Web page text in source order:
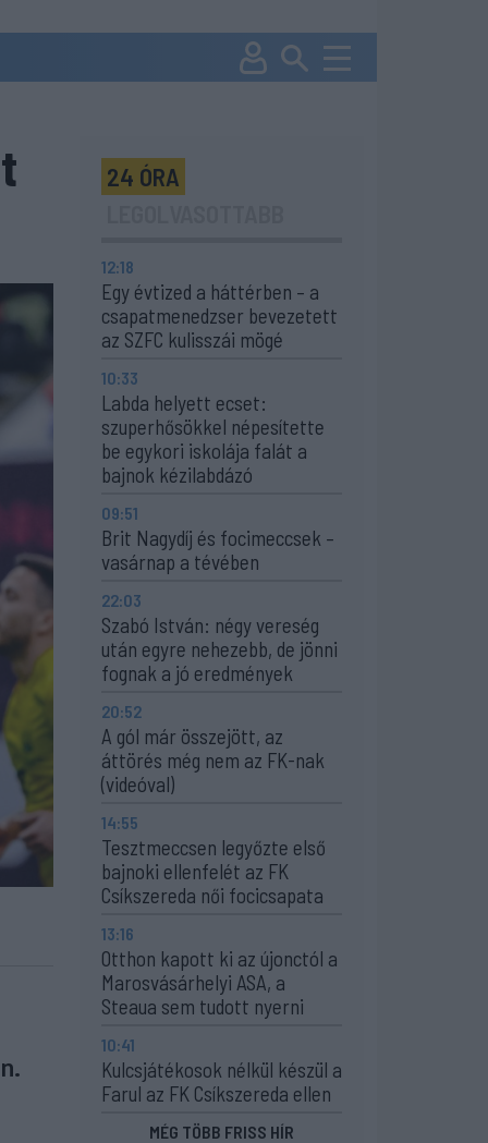
24 ÓRA
12:18
Egy évtized a háttérben – a
csapatmenedzser bevezetett
az SZFC kulisszái mögé
10:33
Labda helyett ecset:
szuperhősökkel népesítette
be egykori iskolája falát a
bajnok kézilabdázó
09:51
Brit Nagydíj és focimeccsek –
vasárnap a tévében
22:03
Szabó István: négy vereség
után egyre nehezebb, de jönni
fognak a jó eredmények
20:52
A gól már összejött, az
áttörés még nem az FK-nak
(videóval)
14:55
Tesztmeccsen legyőzte első
bajnoki ellenfelét az FK
Csíkszereda női focicsapata
13:16
Otthon kapott ki az újonctól a
Marosvásárhelyi ASA, a
Steaua sem tudott nyerni
10:41
Kulcsjátékosok nélkül készül a
Farul az FK Csíkszereda ellen
MÉG TÖBB FRISS HÍR